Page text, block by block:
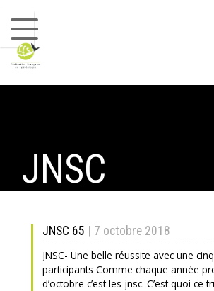
Commission Canyon
Commission SSF
Commission Scientifique
Commission Communication
CONTACTS
JNSC
JNSC 65 | 7 octobre 2018
JNSC- Une belle réussite avec une
participants Comme chaque année
d’octobre c’est les jnsc. C’est quoi ce